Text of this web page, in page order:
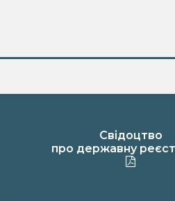
Свідоцтво
про державну